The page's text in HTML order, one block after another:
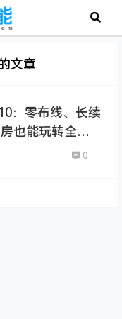
文章
：零布线、长续
也能玩转全屋
0